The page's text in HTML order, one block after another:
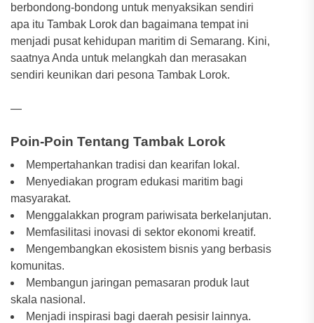
berbondong-bondong untuk menyaksikan sendiri
apa itu Tambak Lorok dan bagaimana tempat ini
menjadi pusat kehidupan maritim di Semarang. Kini,
saatnya Anda untuk melangkah dan merasakan
sendiri keunikan dari pesona Tambak Lorok.
—
Poin-Poin Tentang Tambak Lorok
Mempertahankan tradisi dan kearifan lokal.
Menyediakan program edukasi maritim bagi
masyarakat.
Menggalakkan program pariwisata berkelanjutan.
Memfasilitasi inovasi di sektor ekonomi kreatif.
Mengembangkan ekosistem bisnis yang berbasis
komunitas.
Membangun jaringan pemasaran produk laut
skala nasional.
Menjadi inspirasi bagi daerah pesisir lainnya.